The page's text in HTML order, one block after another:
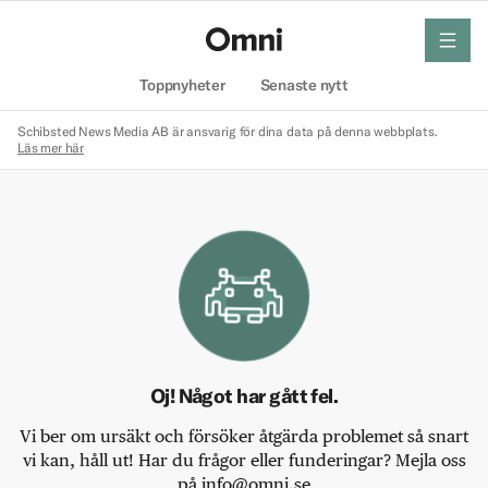
Toppnyheter Senaste nytt
meny
Schibsted News Media AB är ansvarig för dina data på denna webbplats.
Läs mer här
Oj! Något har gått fel.
Vi ber om ursäkt och försöker åtgärda problemet så snart
vi kan, håll ut! Har du frågor eller funderingar? Mejla oss